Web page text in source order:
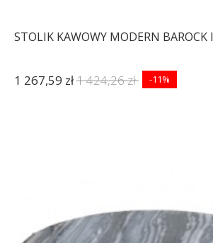
STOLIK KAWOWY MODERN BAROCK I
1 267,59 zł1 424,26 zł -11%